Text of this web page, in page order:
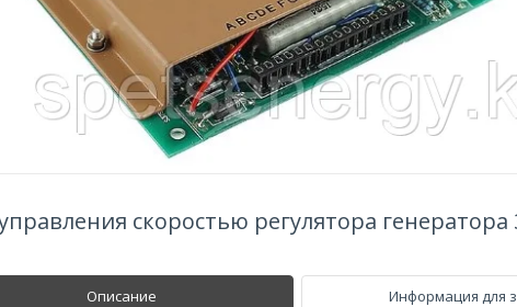
скоростью регулятора генератора
Описание Информация для